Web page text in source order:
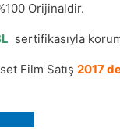
Orijinaldir.
sertifikasıyla
Film Satış 2017